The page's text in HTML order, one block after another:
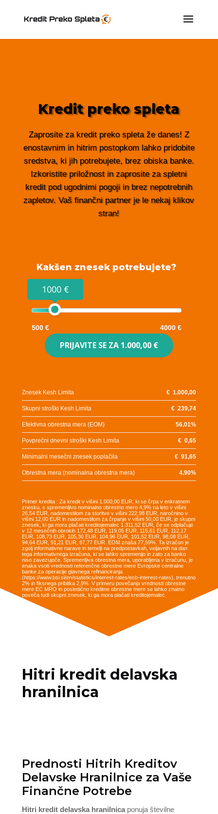
Kredit preko spleta
Zaprosite za kredit preko spleta že danes! Z
enostavnim in hitrim postopkom lahko pridobite
sredstva, ki jih potrebujete, brez obiska banke.
Izkoristite priložnost in zaprosite za spletni
kredit pod ugodnimi pogoji in brez nepotrebnih
zapletov. Vaš finančni partner je le nekaj klikov
stran!
Kakšen znesek potrebujete?
1000 €
500 € 4000 €
PRIJAVITE SE ZA 1.000,00 €
Znesek Kesh Limita €1.000,00
Skupni stroški Kesh Limita €239,74
Efektivna obrestna mera (EOM) 56,01%
Povprečni dnevni stroški Kesh Limita €0,65
Minimalni mesečni znesek poplačila €91,65
Obrestna mera (nominalna obrestna mera) 4.90%
Primer kredita : Za kredit v višini 1.000,00 EUR, ki se črpa v enkratnem
znesku, s spremenljivo nominalno obrestno mero 4,9% na leto v višini
26,54 EUR, nadomestilom za storitve v višini 222,98 EUR, naročnino v
višini 12,00 EUR in nadomestilom za črpanje v višini 50,00 EUR, je skupni
znesek, ki ga mora plačati kreditojemalec 1.311,52 EUR, če se odplačuje
v 12 mesečnih obrokih 172,48 EUR, 119,05 EUR, 115,61 EUR, 112,17
EUR, 108,73 EUR, 105,30 EUR, 104,96 EUR, 101,52 EUR, 98,08 EUR,
94,64 EUR, 91,21 EUR, 87,77 EUR. EOM znaša 77,59%. Ta izračun je
zgolj informativne narave in temelji na predpostavkah, veljavnih na dan
tega informativnega izračuna, ki se lahko spremenijo in zato za banko
niso zavezujoče. Spremenljiva obrestna mera, uporabljena v izračunu, je
enaka vsoti vrednosti referenčne obrestne mere Evropske centralne
banke za operacije glavnega refinanciranja
(https://www.bsi.si/en/statistics/interest-rates/ecb-interest-rates), trenutno
2% in fiksnega pribitka 2,9%. V primeru povečanja vrednosti obrestne
mere EC MRO in posledično kreditne obrestne mere se lahko znatno
poveča tudi skupni znesek, ki ga mora plačati kreditojemalec.
Hitri kredit delavska
hranilnica
Prednosti Hitrih Kreditov
Delavske Hranilnice za Vaše
Finančne Potrebe
Hitri kredit delavska hranilnicaponuja številne